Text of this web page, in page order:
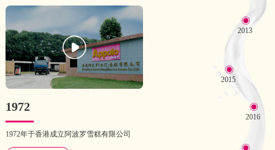
2013
2015
2016
1972
1972年于香港成立阿波罗雪糕有限公司